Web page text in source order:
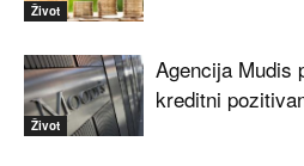
Život
Život
Agencija Mudis
kreditni